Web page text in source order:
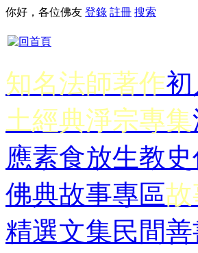
你好，各位佛友 登錄 註冊 搜索
知名法師著作初
土經典淨宗專集
應素食放生教
佛典故事專區
精選文集民間